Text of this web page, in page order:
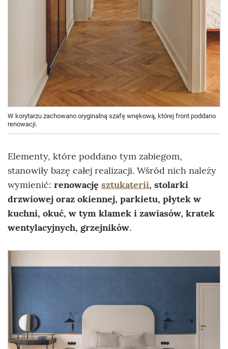
W korytarzu zachowano oryginalną szafę wnękową, której front poddano
renowacji.
Elementy, które poddano tym zabiegom,
stanowiły bazę całej realizacji. Wśród nich należy
wymienić: renowację sztukaterii, stolarki
drzwiowej oraz okiennej, parkietu, płytek w
kuchni, okuć, w tym klamek i zawiasów, kratek
wentylacyjnych, grzejników.